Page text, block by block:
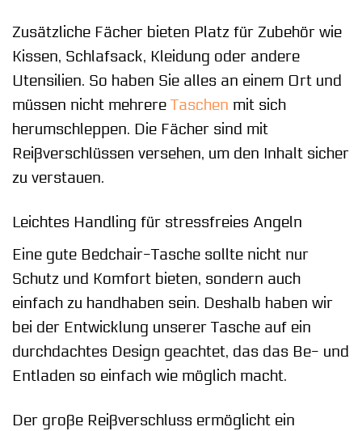
Zusätzliche Fächer bieten Platz für Zubehör wie
Kissen, Schlafsack, Kleidung oder andere
Utensilien. So haben Sie alles an einem Ort und
müssen nicht mehrere Taschen mit sich
herumschleppen. Die Fächer sind mit
Reißverschlüssen versehen, um den Inhalt sicher
zu verstauen.
Leichtes Handling für stressfreies Angeln
Eine gute Bedchair-Tasche sollte nicht nur
Schutz und Komfort bieten, sondern auch
einfach zu handhaben sein. Deshalb haben wir
bei der Entwicklung unserer Tasche auf ein
durchdachtes Design geachtet, das das Be- und
Entladen so einfach wie möglich macht.
Der große Reißverschluss ermöglicht ein